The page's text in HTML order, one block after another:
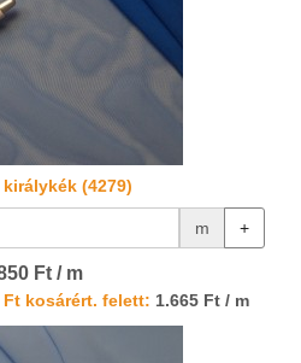
(4279)
m +
Ft / m
Ft kosárért. felett: 1.665 Ft / m